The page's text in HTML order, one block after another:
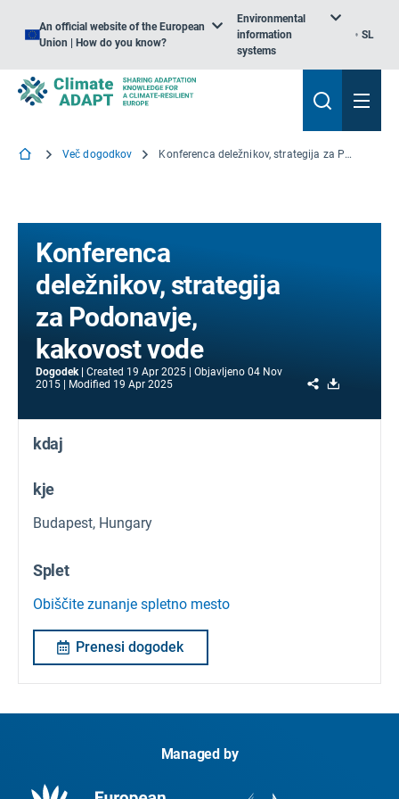
An official website of the European
Union | How do you know?
Environmental
information
systems
SL
Več dogodkov Konferenca deležnikov, strategija za Podonavje, kakovost vode
Konferenca
deležnikov, strategija
za Podonavje,
kakovost vode
Dogodek Created 19 Apr 2025 Objavljeno 04 Nov
2015
Modified 19 Apr 2025 Share
kdaj
kje
Budapest, Hungary
Splet
Obiščite zunanje spletno mesto
Prenesi dogodek
Managed by